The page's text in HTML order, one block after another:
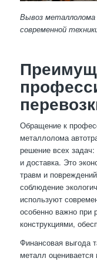
Вывоз
современной
Обращение к
металлолома
решение всех задач:
и доставка. Это
травм и
соблюдение
используют
особенно важно при
конструкциями,
Финансовая выгода
металл оценивается